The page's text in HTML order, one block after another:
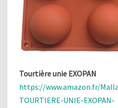
Tourtière unie EXOPAN
https://www.amazon.fr/
TOURTIERE-UNIE-EXOPAN-